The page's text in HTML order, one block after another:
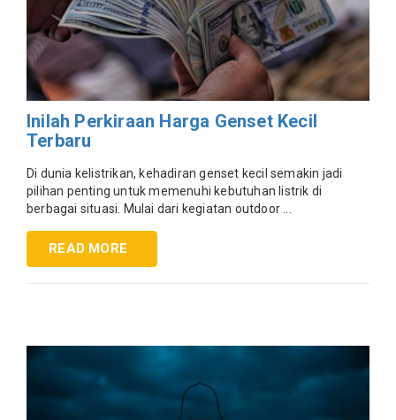
Inilah Perkiraan Harga Genset Kecil
Terbaru
Di dunia kelistrikan, kehadiran genset kecil semakin jadi
pilihan penting untuk memenuhi kebutuhan listrik di
berbagai situasi. Mulai dari kegiatan outdoor ...
READ MORE